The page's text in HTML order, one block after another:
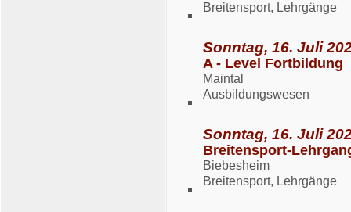
Breitensport, Lehrgänge
Sonntag, 16. Juli
A - Level Fortbildung
Maintal
Ausbildungswesen
Sonntag, 16. Juli
Breitensport-
Biebesheim
Breitensport, Lehrgänge